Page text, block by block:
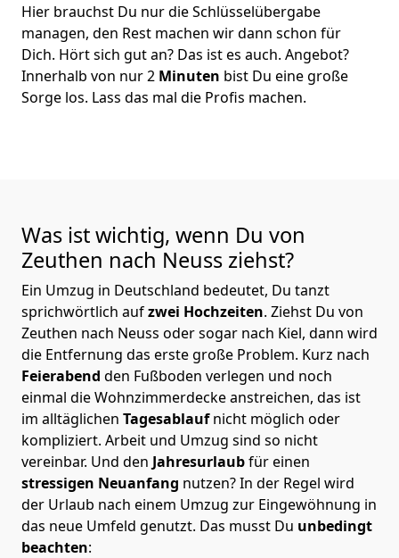
Hier brauchst Du nur die Schlüsselübergabe
managen, den Rest machen wir dann schon für
Dich. Hört sich gut an? Das ist es auch. Angebot?
Innerhalb von nur 2 Minuten bist Du eine große
Sorge los. Lass das mal die Profis machen.
Was ist wichtig, wenn Du von
Zeuthen nach Neuss ziehst?
Ein Umzug in Deutschland bedeutet, Du tanzt
sprichwörtlich aufzwei Hochzeiten. Ziehst Du von
Zeuthen nach Neuss oder sogar nach Kiel, dann wird
die Entfernung das erste große Problem. Kurz nach
Feierabend den Fußboden verlegen und noch
einmal die Wohnzimmerdecke anstreichen, das ist
im alltäglichen Tagesablaufnicht möglich oder
kompliziert. Arbeit und Umzug sind so nicht
vereinbar. Und den Jahresurlaubfür einen
stressigen Neuanfang nutzen? In der Regel wird
der Urlaub nach einem Umzug zur Eingewöhnung in
das neue Umfeld genutzt. Das musst Du unbedingt
beachten: